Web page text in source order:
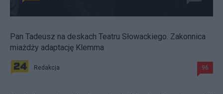
Pan Tadeusz na deskach Teatru Słowackiego. Zakonnica
miażdży adaptację Klemma
Redakcja 96